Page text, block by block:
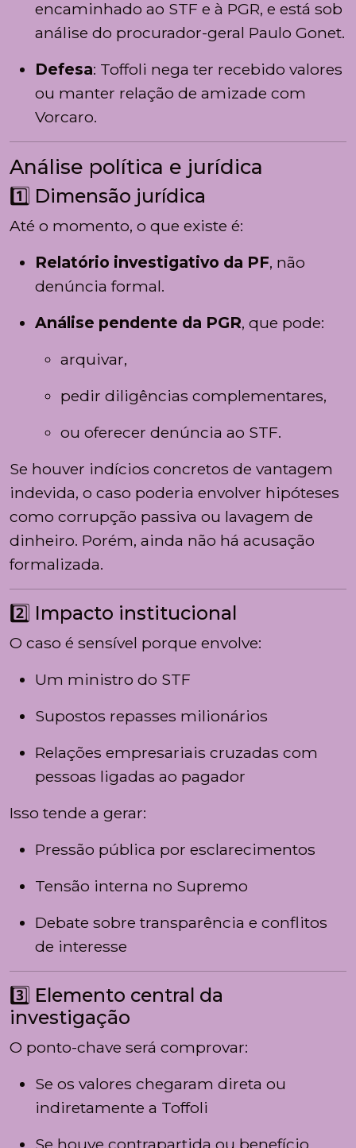
encaminhado ao STF e à PGR, e está sob
análise do procurador-geral Paulo Gonet.
Defesa: Toffoli nega ter recebido valores
ou manter relação de amizade com
Vorcaro.
Análise política e jurídica
1️⃣ Dimensão jurídica
Até o momento, o que existe é:
Relatório investigativo da PF, não
denúncia formal.
Análise pendente da PGR, que pode:
arquivar,
pedir diligências complementares,
ou oferecer denúncia ao STF.
Se houver indícios concretos de vantagem
indevida, o caso poderia envolver hipóteses
como corrupção passiva ou lavagem de
dinheiro. Porém, ainda não há acusação
formalizada.
2️⃣ Impacto institucional
O caso é sensível porque envolve:
Um ministro do STF
Supostos repasses milionários
Relações empresariais cruzadas com
pessoas ligadas ao pagador
Isso tende a gerar:
Pressão pública por esclarecimentos
Tensão interna no Supremo
Debate sobre transparência e conflitos
de interesse
3️⃣ Elemento central da
investigação
O ponto-chave será comprovar:
Se os valores chegaram direta ou
indiretamente a Toffoli
Se houve contrapartida ou benefício